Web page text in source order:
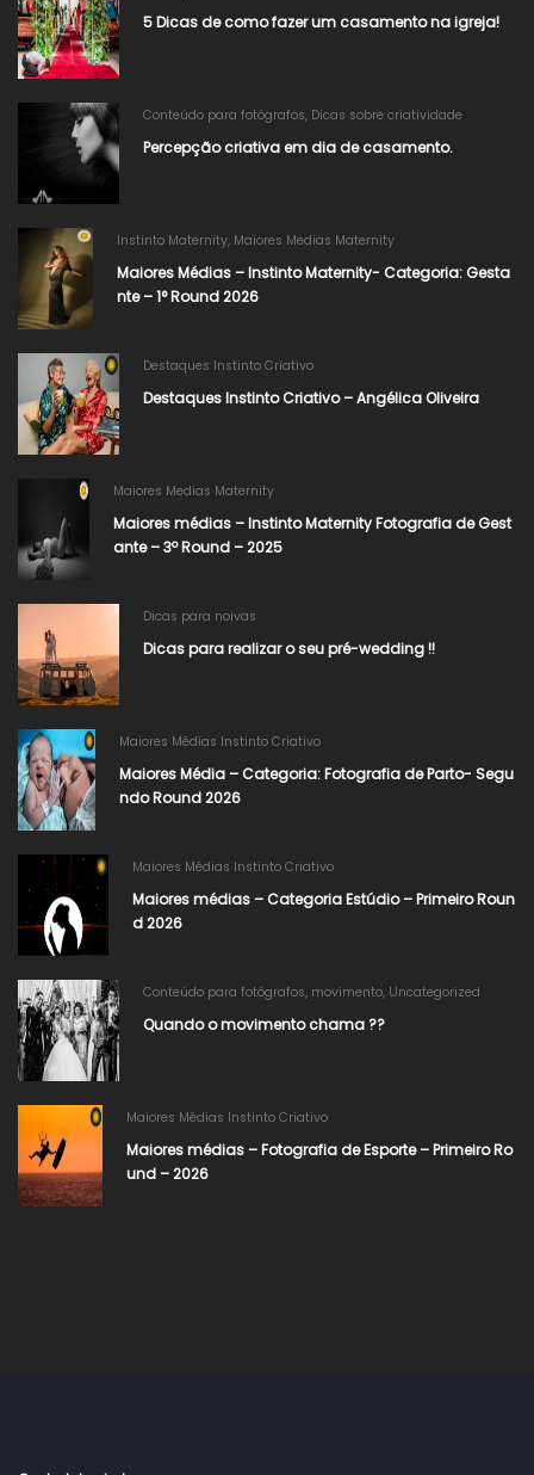
5 Dicas de como fazer um casamento na igreja!
Conteúdo para fotógrafos, Dicas sobre criatividade
Percepção criativa em dia de casamento.
Instinto Maternity, Maiores Medias Maternity
Maiores Médias – Instinto Maternity- Categoria: Gesta
nte – 1° Round 2026
Destaques Instinto Criativo
Destaques Instinto Criativo – Angélica Oliveira
Maiores Medias Maternity
Maiores médias – Instinto Maternity Fotografia de Gest
ante – 3º Round – 2025
Dicas para noivas
Dicas para realizar o seu pré-wedding !!
Maiores Médias Instinto Criativo
Maiores Média – Categoria: Fotografia de Parto- Segu
ndo Round 2026​
Maiores Médias Instinto Criativo
Maiores médias – Categoria Estúdio – Primeiro Roun
d 2026
Conteúdo para fotógrafos, movimento, Uncategorized
Quando o movimento chama ??
Maiores Médias Instinto Criativo
Maiores médias – Fotografia de Esporte – Primeiro Ro
und – 2026